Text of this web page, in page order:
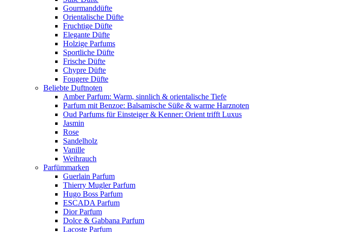
Gourmanddüfte
Orientalische Düfte
Fruchtige Düfte
Elegante Düfte
Holzige Parfums
Sportliche Düfte
Frische Düfte
Chypre Düfte
Fougere Düfte
Beliebte Duftnoten
Amber Parfum: Warm, sinnlich & orientalische Tiefe
Parfum mit Benzoe: Balsamische Süße & warme Harznoten
Oud Parfums für Einsteiger & Kenner: Orient trifft Luxus
Jasmin
Rose
Sandelholz
Vanille
Weihrauch
Parfümmarken
Guerlain Parfum
Thierry Mugler Parfum
Hugo Boss Parfum
ESCADA Parfum
Dior Parfum
Dolce & Gabbana Parfum
Lacoste Parfum